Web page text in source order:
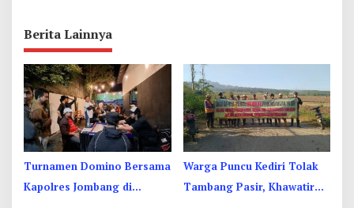
Berita Lainnya
Turnamen Domino Bersama
Kapolres Jombang di
Warga Puncu Kediri Tolak
Tambang Pasir, Khawatir